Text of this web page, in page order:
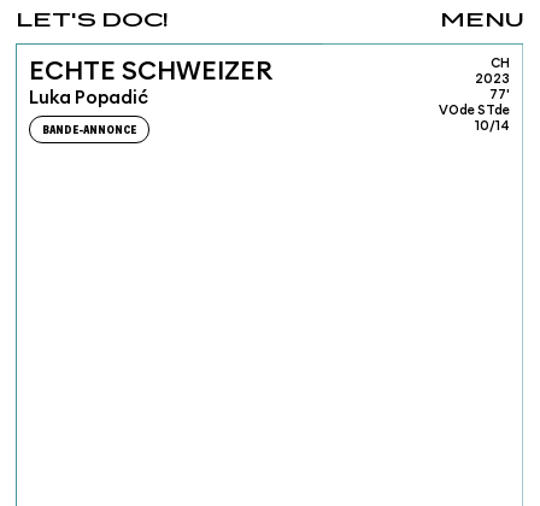
MENU
LET'S DOC!
ECHTE SCHWEIZER
Luka Popadić
BANDE-ANNONCE
CH
2023
77'
VOde STde
10/14